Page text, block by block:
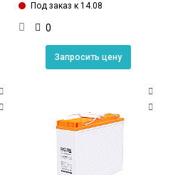
Под заказ к 14.08
0
Запросить цену